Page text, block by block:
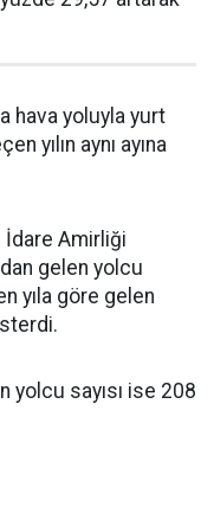
hava yoluyla yurt
yılın aynı ayına
İdare Amirliği
gelen yolcu
yıla göre gelen
yolcu sayısı ise 208